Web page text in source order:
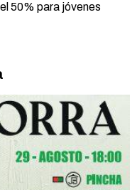
50% para jóvenes